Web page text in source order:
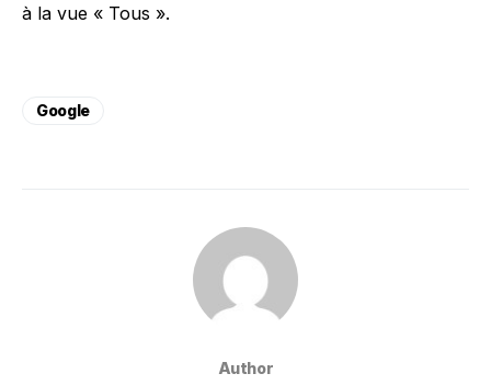
à la vue « Tous ».
Google
Author